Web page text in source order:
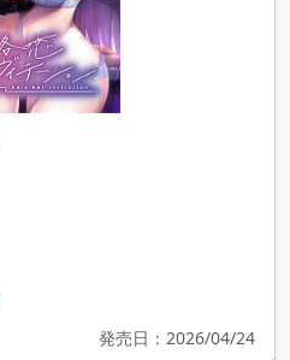
発売日：2026/04/24